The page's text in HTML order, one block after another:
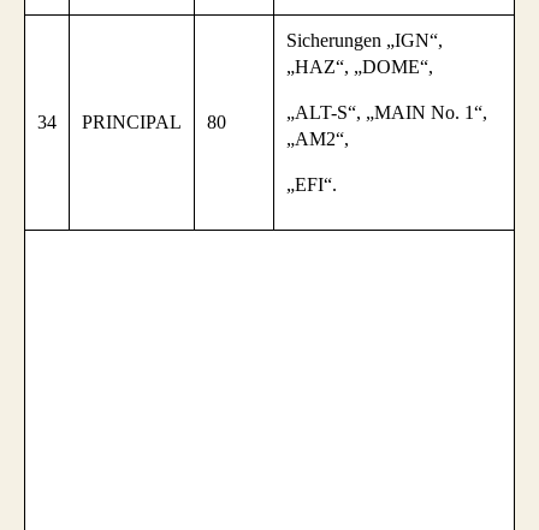
34 PRINCIPAL 80
Sicherungen „IGN“,
„HAZ“, „DOME“,
„ALT-S“, „MAIN No. 1“,
„AM2“,
„EFI“.